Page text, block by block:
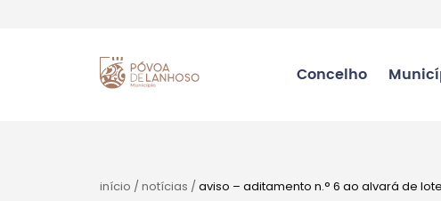
Concelho
início /notícias /aviso – aditamento n.° 6 ao alvará de